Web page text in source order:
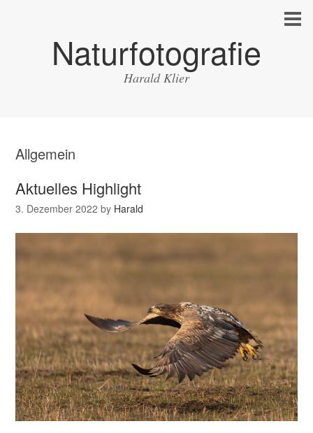
Naturfotografie
Harald Klier
Allgemein
Aktuelles Highlight
3. Dezember 2022 by Harald